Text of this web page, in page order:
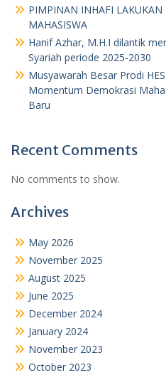
PIMPINAN INHAFI LAKUKAN
MAHASISWA
Hanif Azhar, M.H.I dilantik
Syariah periode 2025-2030
Musyawarah Besar Prodi
Momentum Demokrasi
Baru
Recent Comments
No comments to show.
Archives
May 2026
November 2025
August 2025
June 2025
December 2024
January 2024
November 2023
October 2023